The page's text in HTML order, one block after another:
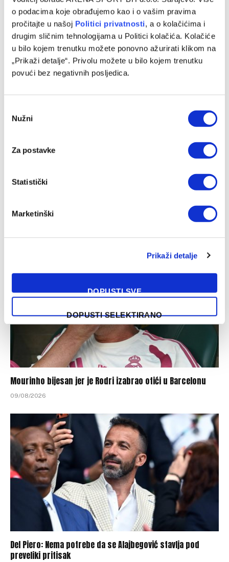
o podacima koje obrađujemo kao i o vašim pravima
pročitajte u našoj Politici privatnosti, a o kolačićima i
drugim sličnim tehnologijama u Politici kolačića. Kolačiće
u bilo kojem trenutku možete ponovno ažurirati klikom na
„Prikaži detalje“. Privolu možete u bilo kojem trenutku
povući bez negativnih posljedica.
Selection
Nužni
Za postavke
Statistički
Marketinški
Prikaži detalje
DOPUSTI SVE
DOPUSTI SELEKTIRANO
Rijeka na posudbu dovela nogometaša iz Bundeslige
09/08/2026
Mario Tičinović karijeru nastavlja u trećeligašu
Mourinho bijesan jer je Rodri izabrao otići u Barcelonu
09/08/2026
Del Piero: Nema potrebe da se Alajbegović stavlja pod
preveliki pritisak